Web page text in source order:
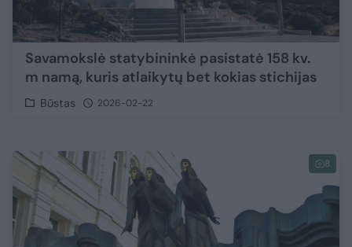
Savamokslė statybininkė pasistatė 158 kv.
m namą, kuris atlaikytų bet kokias stichijas
Būstas 2026-02-22
8